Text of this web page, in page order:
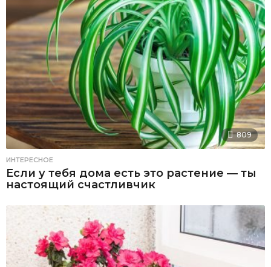
809
ИНТЕРЕСНОЕ
Если у тебя дома есть это растение — ты
настоящий счастливчик